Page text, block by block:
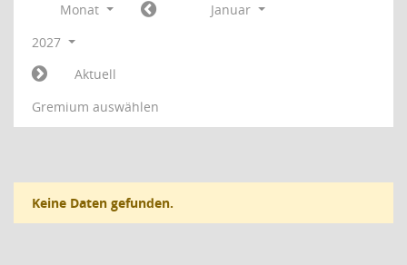
Monat
Januar
2027
Aktuell
Gremium auswählen
Keine Daten gefunden.